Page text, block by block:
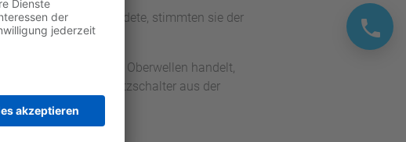
Konverter verwendete, stimmten sie der
und niedrigen Oberwellen handelt,
bestehende Schutzschalter aus der